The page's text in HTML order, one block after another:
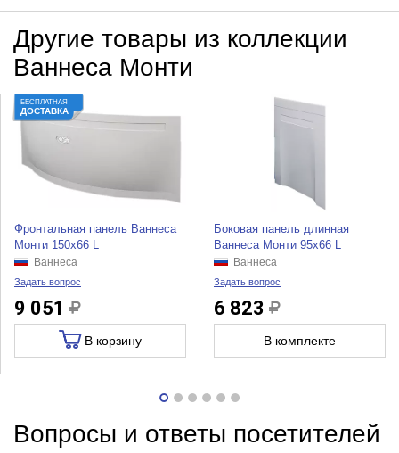
Другие товары из коллекции
Ваннеса Монти
БЕСПЛАТНАЯ
ДОСТАВКА
Фронтальная панель Ваннеса
Монти 150x66 L
Ваннеса
Задать вопрос
9 051
В корзину
Боковая панель длинная
Ваннеса Монти 95x66 L
Ваннеса
Задать вопрос
6 823
В комплекте
Вопросы и ответы посетителей